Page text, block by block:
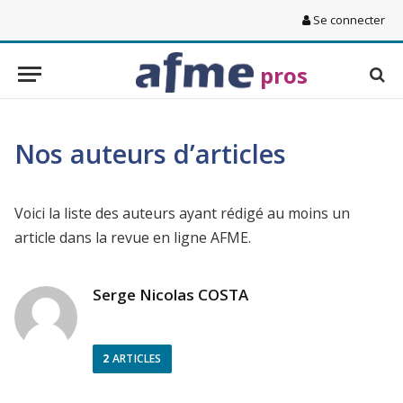
Se connecter
pros
Nos auteurs d’articles
Voici la liste des auteurs ayant rédigé au moins un
article dans la revue en ligne AFME.
Serge Nicolas COSTA
2 ARTICLES